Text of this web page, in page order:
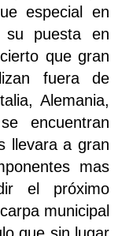
especial en
puesta en
que gran
fuera de
Alemania,
encuentran
llevara a gran
mas
el próximo
municipal